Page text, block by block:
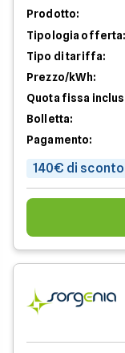
Prodotto:
Tipologia offerta:
Tipo di tariffa:
Prezzo/kWh:
Quota fissa
Bolletta:
Pagamento:
140€ di